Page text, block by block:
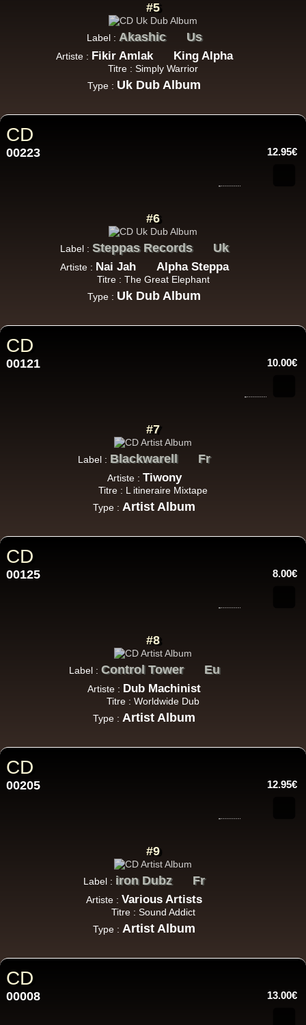
#5
Label : Akashic Us
Artiste : Fikir Amlak King Alpha
Titre : Simply Warrior
Type : Uk Dub Album
CD
00223 12.95€
#6
Label : Steppas Records Uk
Artiste : Nai Jah Alpha Steppa
Titre : The Great Elephant
Type : Uk Dub Album
CD
00121 10.00€
#7
Label : Blackwarell Fr
Artiste : Tiwony
Titre : L itineraire Mixtape
Type : Artist Album
CD
00125 8.00€
#8
Label : Control Tower Eu
Artiste : Dub Machinist
Titre : Worldwide Dub
Type : Artist Album
CD
00205 12.95€
#9
Label : iron Dubz Fr
Artiste : Various Artists
Titre : Sound Addict
Type : Artist Album
CD
00008 13.00€